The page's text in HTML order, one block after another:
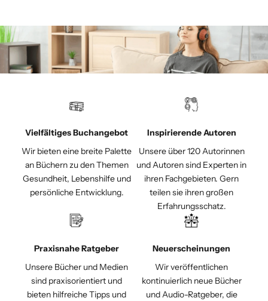
Vielfältiges Buchangebot
Wir bieten eine breite Palette
an Büchern zu den Themen
Gesundheit, Lebenshilfe und
persönliche Entwicklung.
Inspirierende Autoren
Unsere über 120 Autorinnen
und Autoren sind Experten in
ihren Fachgebieten. Gern
teilen sie ihren großen
Erfahrungsschatz.
Praxisnahe Ratgeber
Unsere Bücher und Medien
sind praxisorientiert und
bieten hilfreiche Tipps und
Neuerscheinungen
Wir veröffentlichen
kontinuierlich neue Bücher
und Audio-Ratgeber, die